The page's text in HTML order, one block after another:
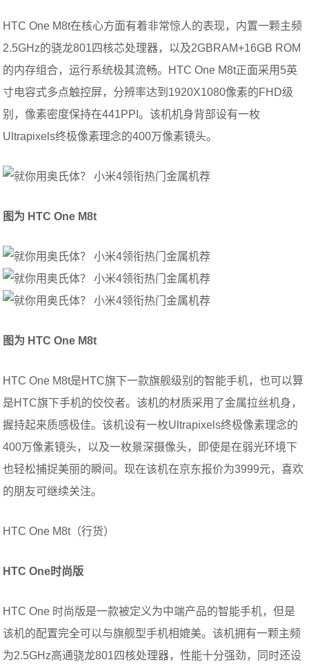
HTC One M8t在核心方面有着非常惊人的表现，内置一颗主频
2.5GHz的骁龙801四核芯处理器，以及2GBRAM+16GB ROM
的内存组合，运行系统极其流畅。HTC One M8t正面采用5英
寸电容式多点触控屏，分辨率达到1920X1080像素的FHD级
别，像素密度保持在441PPI。该机机身背部设有一枚
Ultrapixels终极像素理念的400万像素镜头。
图为 HTC One M8t
图为 HTC One M8t
HTC One M8t是HTC旗下一款旗舰级别的智能手机，也可以算
是HTC旗下手机的佼佼者。该机的材质采用了金属拉丝机身，
握持起来质感极佳。该机设有一枚Ultrapixels终极像素理念的
400万像素镜头，以及一枚景深摄像头，即使是在弱光环境下
也轻松捕捉美丽的瞬间。现在该机在京东报价为3999元，喜欢
的朋友可继续关注。
HTC One M8t（行货）
HTC One时尚版
HTC One 时尚版是一款被定义为中端产品的智能手机，但是
该机的配置完全可以与旗舰型手机相媲美。该机拥有一颗主频
为2.5GHz高通骁龙801四核处理器，性能十分强劲，同时还设